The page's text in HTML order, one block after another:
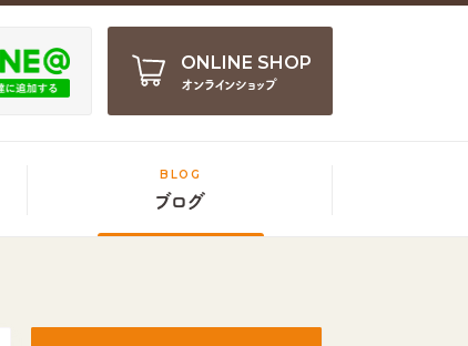
ONLINE SHOP
オンラインショップ
BLOG
ブログ